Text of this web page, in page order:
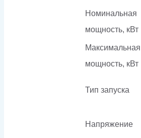
Номинальная
мощность, кВт
Максимальная
мощность, кВт
Тип запуска
Напряжение